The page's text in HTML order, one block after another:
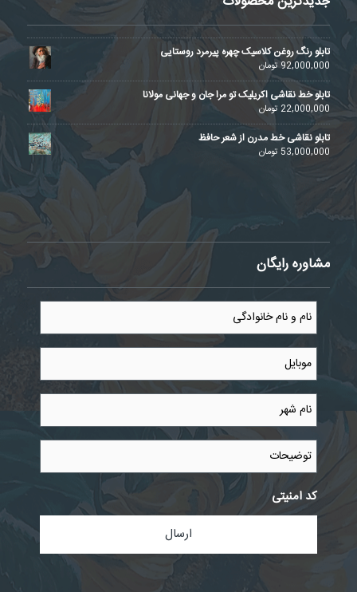
تابلو رنگ روغن کلاسیک چهره پیرمرد روستایی
92,000,000تومان
تابلو خط نقاشی اکریلیک تو مرا جان و جهانی مولانا
22,000,000 تومان
تابلو نقاشی خط مدرن از شعر حافظ
53,000,000 تومان
مشاوره رایگان
نام
نام
خانوادگی
موبایل
نام
شهر *
توضیحات
کد امنیتی